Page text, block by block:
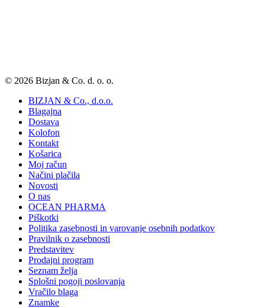
© 2026 Bizjan & Co. d. o. o.
BIZJAN & Co., d.o.o.
Blagajna
Dostava
Kolofon
Kontakt
Košarica
Moj račun
Načini plačila
Novosti
O nas
OCEAN PHARMA
Piškotki
Politika zasebnosti in varovanje osebnih podatkov
Pravilnik o zasebnosti
Predstavitev
Prodajni program
Seznam želja
Splošni pogoji poslovanja
Vračilo blaga
Znamke